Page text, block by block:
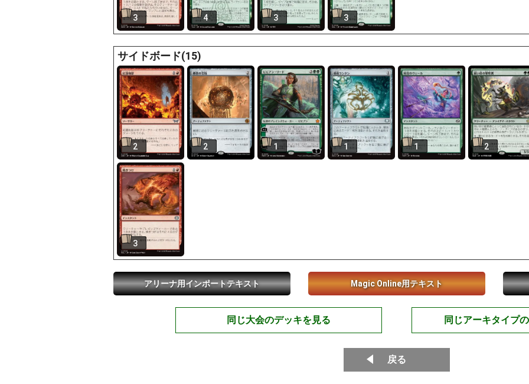
3 4 3 3
サイドボード(15)
2 2 1 1 1 2
3
アリーナ用インポートテキスト Magic Online用テキスト
同じ大会のデッキを見る 同じアーキタイプ
戻る